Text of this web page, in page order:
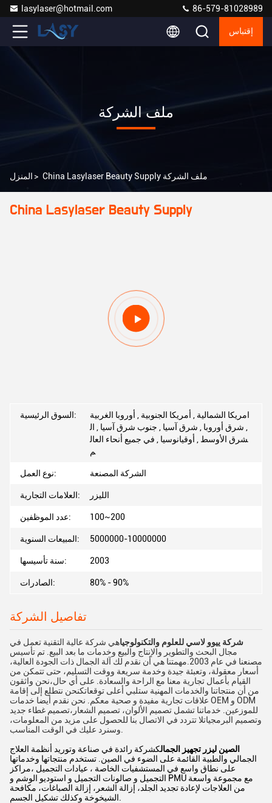
lasylaser@hotmail.com 86-579-81028989
إقتباس
ملف الشركة
المنزل > China Lasylaser Beauty Supply ملف الشركة
China Lasylaser Beauty Supply
السوق الرئيسية:
امريكا الشمالية , أمريكا الجنوبية , أوروبا الغربية
, شرق أوروبا , شرق آسيا , جنوب شرق آسيا , ال
شرق الأوسط , أوقيانوسيا , في جميع أنحاء العال
م
نوع العمل: الشركة المصنعة
العلامات التجارية: الليزر
عدد الموظفين: 100~200
المبيعات السنوية: 5000000-10000000
سنة تأسيسها: 2003
الصادرات: 80% - 90%
تفاصيل الشركة
شركة ييوو لاسي للعلوم والتكنولوجياهي شركة عالية التقنية تعمل في
مجال البحث والتطوير والإنتاج والبيع وخدمات ما بعد البيع. تم تأسيس
مصنعنا في عام 2003.مهمتنا هي أن نقدم لك آلة الجمال ذات الجودة العالية،
أسعار معقولة، وتعبئة جيدة وخدمة سريعة ووقت التسليم، حتى تتمكن من
القيام بأعمال تجارية معنا مع الراحة والسعادة. على أي حال،نحن واثقون
من أن منتجاتنا والخدمات المهنية ستلبي أعلى توقعاتكنحن نتطلع إلى إقامة
علاقات تجارية مفيدة و صحية معكم. نحن نقدم أيضا خدمات OEM و ODM
للموزعين. خدماتنا تشمل تصميم الألوان، تصميم الشعار،تصميم غطاء جديد
وتصميم البرمجياتلا تتردد في الاتصال بنا للحصول على مزيد من المعلومات،
الصين ليزر تجهيز الجمالكشركة رائدة في صناعة وتوريد أنظمة العلاج
الجمالي والطبية القائمة على الضوء في الصين. تستخدم منتجاتها وخدماتها
على نطاق واسع في المستشفيات الخاصة ، عيادات التجميل ،مراكز
التجميل و صالونات التجميل و استوديو الوشم و PMU مع مجموعة واسعة
من العلاجات لإعادة تجديد الجلد، إزالة الشعر، إزالة الصباغات، مكافحة
الشيخوخة وكذلك تشكيل الجسم.